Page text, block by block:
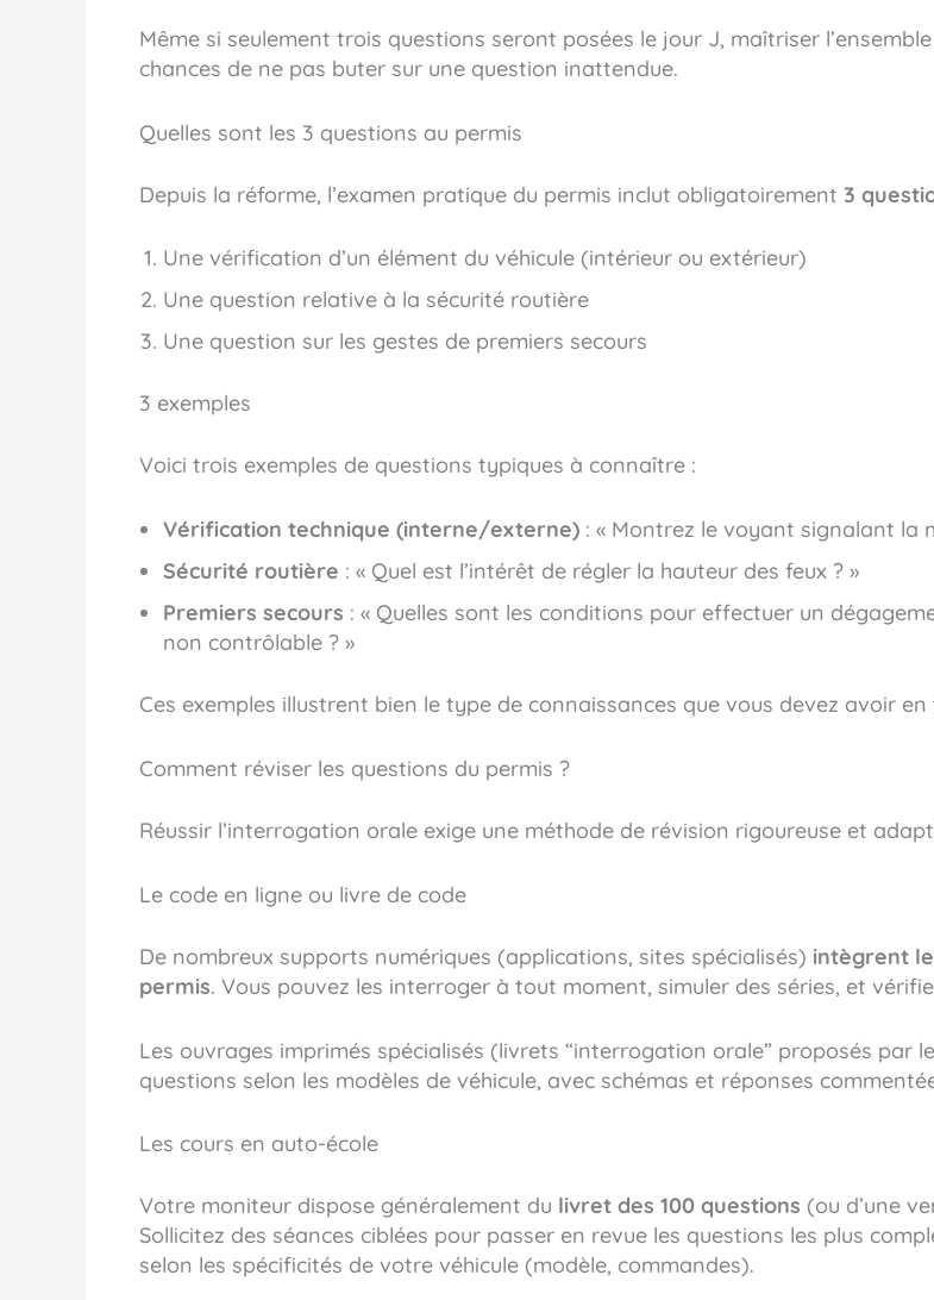
Même si seulement trois questions seront posées le jour J, maîtriser
chances de ne pas buter sur une question inattendue.
Quelles sont les 3 questions au permis
Depuis la réforme, l’examen pratique du permis inclut obligatoirement 3
Une vérification d’un élément du véhicule (intérieur ou extérieur)
Une question relative à la sécurité routière
Une question sur les gestes de premiers secours
3 exemples
Voici trois exemples de questions typiques à connaître :
Vérification technique (interne/externe) : « Montrez le voyant signalant la
Sécurité routière : « Quel est l’intérêt de régler la hauteur des feux ? »
Premiers secours : « Quelles sont les conditions pour effectuer un
non contrôlable ? »
Ces exemples illustrent bien le type de connaissances que vous devez avoir en
Comment réviser les questions du permis ?
Réussir l’interrogation orale exige une méthode de révision rigoureuse et
Le code en ligne ou livre de code
De nombreux supports numériques (applications, sites spécialisés) intègrent
permis. Vous pouvez les interroger à tout moment, simuler des séries, et
Les ouvrages imprimés spécialisés (livrets “interrogation orale” proposés par
questions selon les modèles de véhicule, avec schémas et réponses
Les cours en auto-école
Votre moniteur dispose généralement du livret des 100 questions (ou d’une
Sollicitez des séances ciblées pour passer en revue les questions les plus
selon les spécificités de votre véhicule (modèle, commandes).